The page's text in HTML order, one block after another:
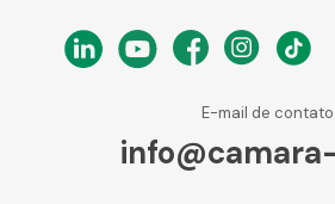
E-mail de contato